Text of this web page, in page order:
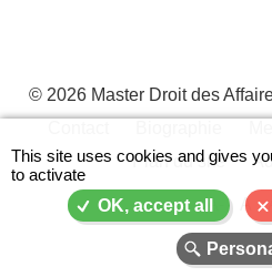
© 2026 Master Droit des
Menu
Pied
Plan du site
A- A
This site uses cookies and gives
to activate
OK, accept all